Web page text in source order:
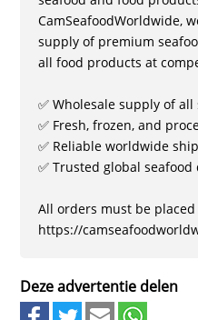
CamSeafoodWorldwide,
supply of premium
all food products at
✅ Wholesale supply of
✅ Fresh, frozen, and
✅ Reliable worldwide
✅ Trusted global
All orders must be
https://
Deze advertentie delen